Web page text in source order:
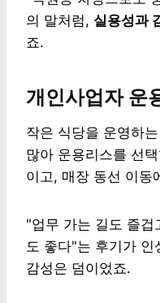
의 말처럼, 실용성과
죠.
개인사업자 운
작은 식당을 운영하
많아 운용리스를 선
이고, 매장 동선 이동
"업무 가는 길도 즐겁
도 좋다"는 후기가
감성은 덤이었죠.